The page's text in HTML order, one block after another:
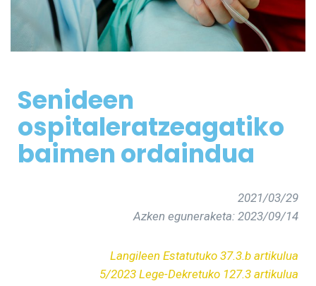
Senideen
ospitaleratzeagatiko
baimen ordaindua
2021/03/29
Azken eguneraketa: 2023/09/14
Langileen Estatutuko 37.3.b artikulua
5/2023 Lege-Dekretuko 127.3 artikulua